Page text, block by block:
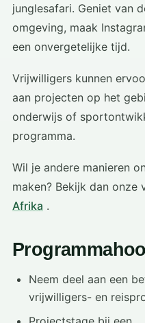
junglesafari. Geniet van
omgeving, maak
een onvergetelijke tijd.
Vrijwilligers kunnen
aan projecten op het
onderwijs of
programma.
Wil je andere manieren
maken? Bekijk dan
Afrika .
Neem deel aan een
vrijwilligers- en